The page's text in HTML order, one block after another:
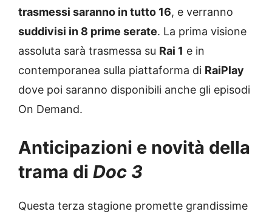
trasmessi saranno in tutto 16, e verranno
suddivisi in 8 prime serate. La prima visione
assoluta sarà trasmessa su Rai 1 e in
contemporanea sulla piattaforma di RaiPlay
dove poi saranno disponibili anche gli episodi
On Demand.
Anticipazioni e novità della
trama di Doc 3
Questa terza stagione promette grandissime